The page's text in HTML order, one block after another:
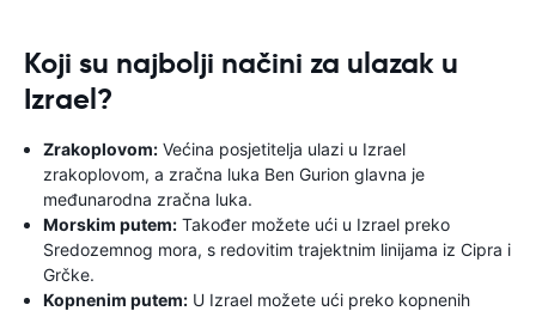
Koji su najbolji načini za ulazak u
Izrael?
Zrakoplovom: Većina posjetitelja ulazi u Izrael
zrakoplovom, a zračna luka Ben Gurion glavna je
međunarodna zračna luka.
Morskim putem: Također možete ući u Izrael preko
Sredozemnog mora, s redovitim trajektnim linijama iz Cipra i
Grčke.
Kopnenim putem: U Izrael možete ući preko kopnenih